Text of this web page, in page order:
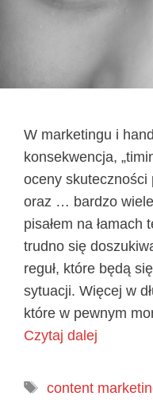
W marketingu i
konsekwencja,
oceny skuteczności
oraz … bardzo
pisałem na
trudno się
reguł, które będą
sytuacji. Więcej w
które w pewnym
Czytaj dalej
Tagi
content